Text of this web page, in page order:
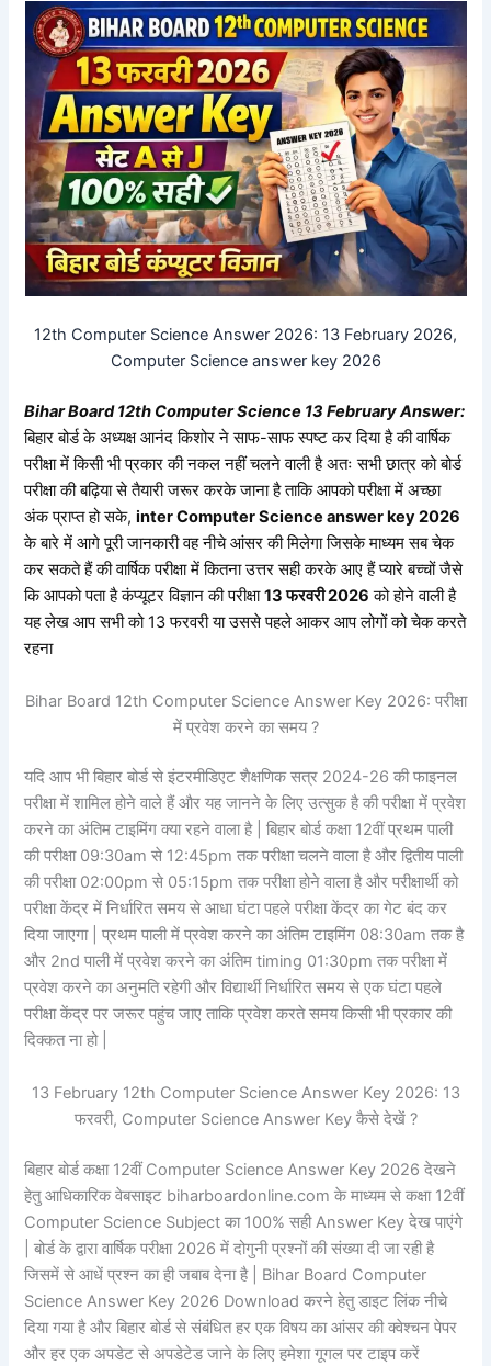
12th Computer Science Answer 2026: 13 February 2026,
Computer Scienceanswer key 2026
Bihar Board 12th Computer Science 13 February Answer:
बिहार बोर्ड के अध्यक्ष आनंद किशोर ने साफ-साफ स्पष्ट कर दिया है की वार्षिक
परीक्षा में किसी भी प्रकार की नकल नहीं चलने वाली है अतः सभी छात्र को बोर्ड
परीक्षा की बढ़िया से तैयारी जरूर करके जाना है ताकि आपको परीक्षा में अच्छा
अंक प्राप्त हो सके,inter Computer Science answer key 2026
के बारे में आगे पूरी जानकारी वह नीचे आंसर की मिलेगा जिसके माध्यम सब चेक
कर सकते हैं की वार्षिक परीक्षा में कितना उत्तर सही करके आए हैं प्यारे बच्चों जैसे
कि आपको पता हैकंप्यूटर विज्ञानकी परीक्षा13 फरवरी 2026 को होने वाली है
यह लेख आप सभी को 13 फरवरी या उससे पहले आकर आप लोगों को चेक करते
रहना
Bihar Board 12th Computer Science Answer Key 2026: परीक्षा
में प्रवेश करने का समय ?
यदि आप भी बिहार बोर्ड से इंटरमीडिएट शैक्षणिक सत्र 2024-26 की फाइनल
परीक्षा में शामिल होने वाले हैं और यह जानने के लिए उत्सुक है की परीक्षा में प्रवेश
करने का अंतिम टाइमिंग क्या रहने वाला है | बिहार बोर्ड कक्षा 12वीं प्रथम पाली
की परीक्षा 09:30am से 12:45pm तक परीक्षा चलने वाला है और द्वितीय पाली
की परीक्षा 02:00pm से 05:15pm तक परीक्षा होने वाला है और परीक्षार्थी को
परीक्षा केंद्र में निर्धारित समय से आधा घंटा पहले परीक्षा केंद्र का गेट बंद कर
दिया जाएगा | प्रथम पाली में प्रवेश करने का अंतिम टाइमिंग 08:30am तक है
और 2nd पाली में प्रवेश करने का अंतिम timing 01:30pm तक परीक्षा में
प्रवेश करने का अनुमति रहेगी और विद्यार्थी निर्धारित समय से एक घंटा पहले
परीक्षा केंद्र पर जरूर पहुंच जाए ताकि प्रवेश करते समय किसी भी प्रकार की
दिक्कत ना हो |
13 February 12th Computer Science Answer Key 2026: 13
फरवरी, Computer Science Answer Key कैसे देखें ?
बिहार बोर्ड कक्षा 12वीं Computer Science Answer Key 2026 देखने
हेतु आधिकारिक वेबसाइट biharboardonline.com के माध्यम से कक्षा 12वीं
Computer Science Subject का 100% सही Answer Key देख पाएंगे
| बोर्ड के द्वारा वार्षिक परीक्षा 2026 में दोगुनी प्रश्नों की संख्या दी जा रही है
जिसमें से आधें प्रश्न का ही जबाब देना है | Bihar Board Computer
Science Answer Key 2026 Download करने हेतु डाइट लिंक नीचे
दिया गया है और बिहार बोर्ड से संबंधित हर एक विषय का आंसर की क्वेश्चन पेपर
और हर एक अपडेट से अपडेटेड जाने के लिए हमेशा गूगल पर टाइप करें